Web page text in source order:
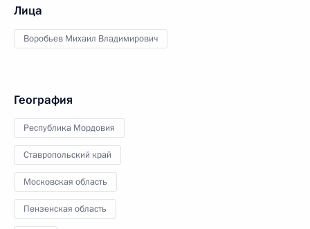
Лица
Воробьев Михаил Владимирович
География
Республика Мордовия
Ставропольский край
Московская область
Пензенская область